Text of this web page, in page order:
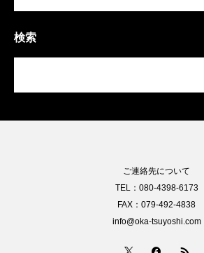
検索
ご連絡先について
TEL：080-4398-6173
FAX：079-492-4838
info@oka-tsuyoshi.com